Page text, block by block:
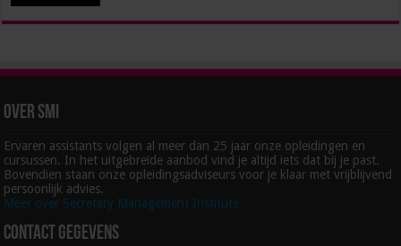
Over SMI
Ervaren assistants volgen al meer dan 25 jaar onze opleidingen en
cursussen. In het uitgebreide aanbod vind je altijd iets dat bij je past.
Bovendien staan onze opleidingsadviseurs voor je klaar met vrijblijvend
persoonlijk advies.
Meer over Secretary Management Institute
Contact gegevens